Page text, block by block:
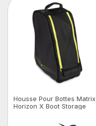
Housse Pour Bottes Matrix
Horizon X Boot Storage